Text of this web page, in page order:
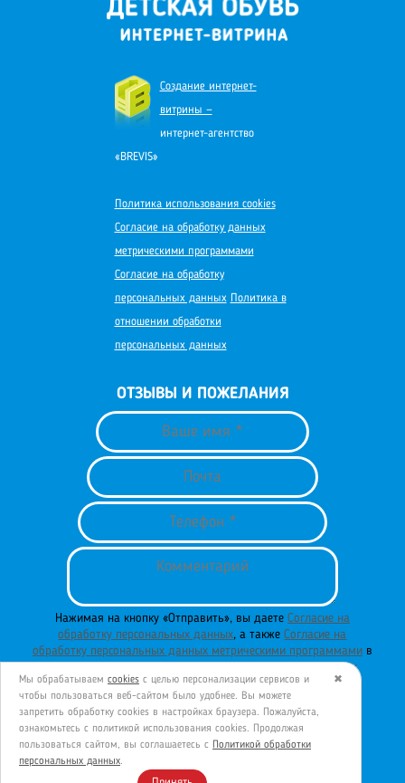
Создание интернет-
витрины —
интернет-агентство
«BREVIS»
Политика использования cookies
Согласие на обработку данных
метрическими программами
Согласие на обработку
персональных данных
Политика в
отношении обработки
персональных данных
ОТЗЫВЫ И ПОЖЕЛАНИЯ
Нажимая на кнопку «Отправить», вы даете Согласие на
обработку персональных данных, а такжеСогласие на
обработку персональных данных метрическими программамив
Политики обработки персональных
данных.
ОТПРАВИТЬ
✖
Мы обрабатываем cookies с целью персонализации сервисов и
чтобы пользоваться веб-сайтом было удобнее. Вы можете
запретить обработку сookies в настройках браузера. Пожалуйста,
ознакомьтесь с политикой использования cookies. Продолжая
пользоваться сайтом, вы соглашаетесь с Политикой обработки
персональных данных.